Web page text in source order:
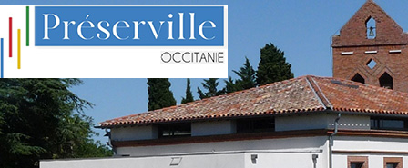
Préserville
Site officiel